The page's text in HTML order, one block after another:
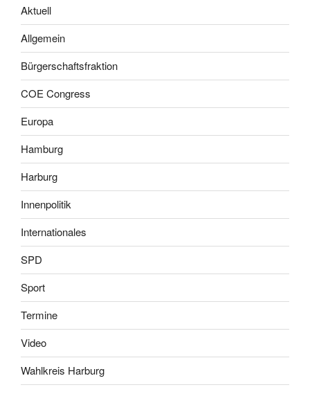
Aktuell
Allgemein
Bürgerschaftsfraktion
COE Congress
Europa
Hamburg
Harburg
Innenpolitik
Internationales
SPD
Sport
Termine
Video
Wahlkreis Harburg